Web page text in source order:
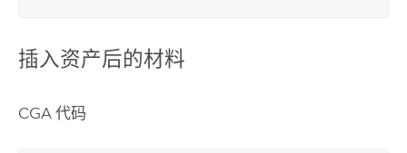
插入资产后的材料
CGA 代码